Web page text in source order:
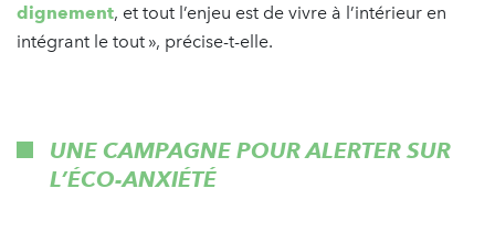
dignement, et tout l’enjeu est de vivre à l’intérieur en
intégrant le tout », précise-t-elle.
UNE CAMPAGNE POUR ALERTER SUR
L’ÉCO-ANXIÉTÉ